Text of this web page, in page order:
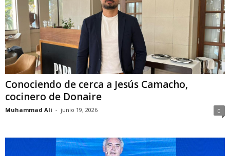
Conociendo de cerca a Jesús Camacho,
cocinero de Donaire
Muhammad Ali - junio 19, 2026 0